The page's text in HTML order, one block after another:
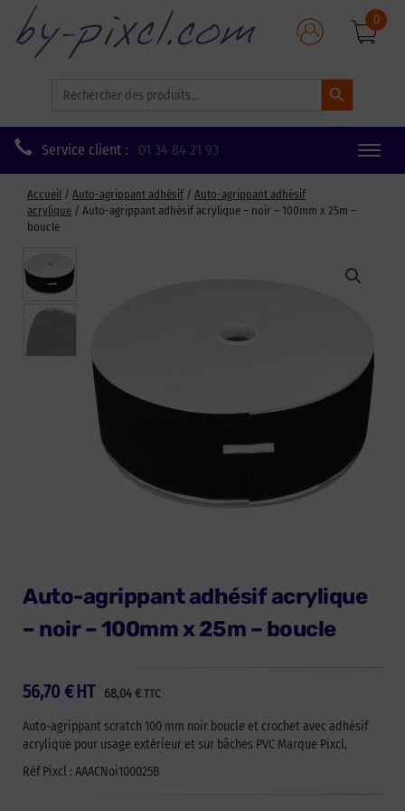
for:
Search Button
0
Service client : 01 34 84 21 93
Toggle
Accueil / Auto-agrippant adhésif/ Auto-agrippant adhésif
acrylique / Auto-agrippant adhésif acrylique – noir – 100mm x 25m –
boucle
Auto-agrippant adhésif acrylique
– noir – 100mm x 25m – boucle
56,70 € 68,04€ TTC
HT
Auto-agrippant scratch 100 mm noir boucle et crochet avec adhésif
acrylique pour usage extérieur et sur bâches PVC Marque Pixcl,
Réf Pixcl : AAACNoi100025B